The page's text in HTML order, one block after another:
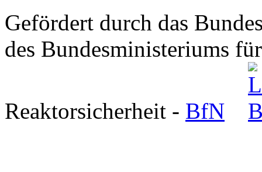
Gefördert durch das
des Bundesministeriums
Reaktorsicherheit - BfN